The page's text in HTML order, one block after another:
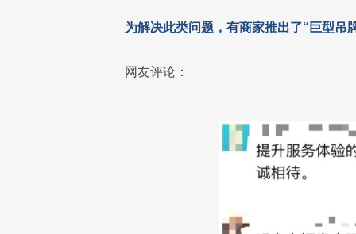
为解决此类问题，有商家推出了“巨型吊
网友评论：